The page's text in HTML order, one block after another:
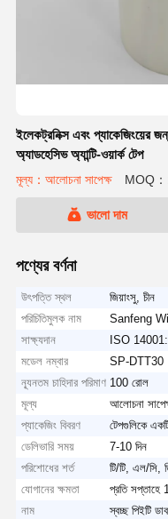
ইলেকট্রনিক্স এবং প্যাকেজিংয়ের
অ্যাডহেসিভ অ্যান্টি-ওয়ার্ক টেপ
মূল্য：আলোচনা সাপেক্ষ MOQ
ভালো দাম
পণ্যের বর্ণনা
উৎপত্তি স্থল
জিয়াংসু, চীন
পরিচিতিমুলক নাম
Sanfeng
সাক্ষ্যদান
ISO
মডেল নম্বার
SP-DTT30
ন্যূনতম চাহিদার পরিমাণ 100 রোল
মূল্য
আলোচনা
প্যাকেজিং বিবরণ
টেপগুলিকে
ডেলিভারি সময়
7-10 দিন
পরিশোধের শর্ত
টি/টি, এল/সি,
যোগানের ক্ষমতা
প্রতি
নাম
স্বচ্ছ পিইটি